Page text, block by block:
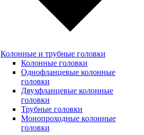
Колонные и трубные головки
Колонные головки
Однофланцевые колонные
головки
Двухфланцевые колонные
головки
Трубные головки
Монопроходные колонные
головки